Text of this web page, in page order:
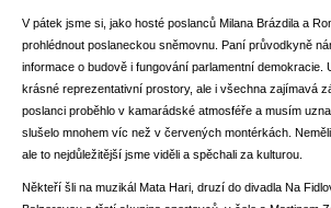
V pátek jsme si, jako hosté poslanců Milana Brázdila a
prohlédnout poslaneckou sněmovnu. Paní průvodkyně
informace o budově i fungování parlamentní demokracie.
krásné reprezentativní prostory, ale i všechna zajímavá
poslanci proběhlo v kamarádské atmosféře a musím
slušelo mnohem víc než v červených montérkách.
ale to nejdůležitější jsme viděli a spěchali za kulturou.
Někteří šli na muzikál Mata Hari, druzí do divadla Na